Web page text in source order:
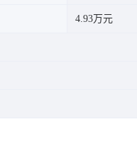
4.93万元